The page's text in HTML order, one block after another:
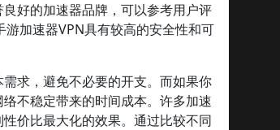
好的加速器品牌，可以参考用户评
游加速器VPN具有较高的安全性和可
求，避免不必要的开支。而如果你
不稳定带来的时间成本。许多加速
价比最大化的效果。通过比较不同